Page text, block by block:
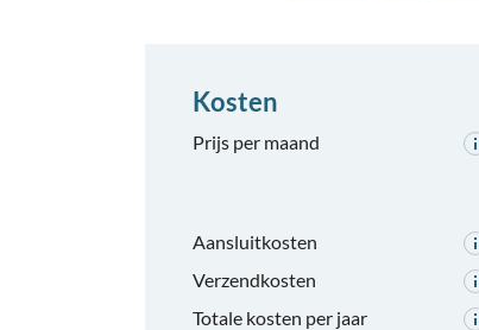
Kosten
Prijs per maand
Aansluitkosten
Verzendkosten
Totale kosten per jaar